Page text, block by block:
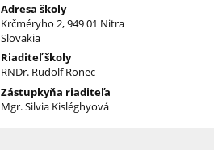
Adresa školy
Krčméryho 2, 949 01 Nitra
Slovakia
Riaditeľ školy
RNDr. Rudolf Ronec
Zástupkyňa riaditeľa
Mgr. Silvia Kisléghyová